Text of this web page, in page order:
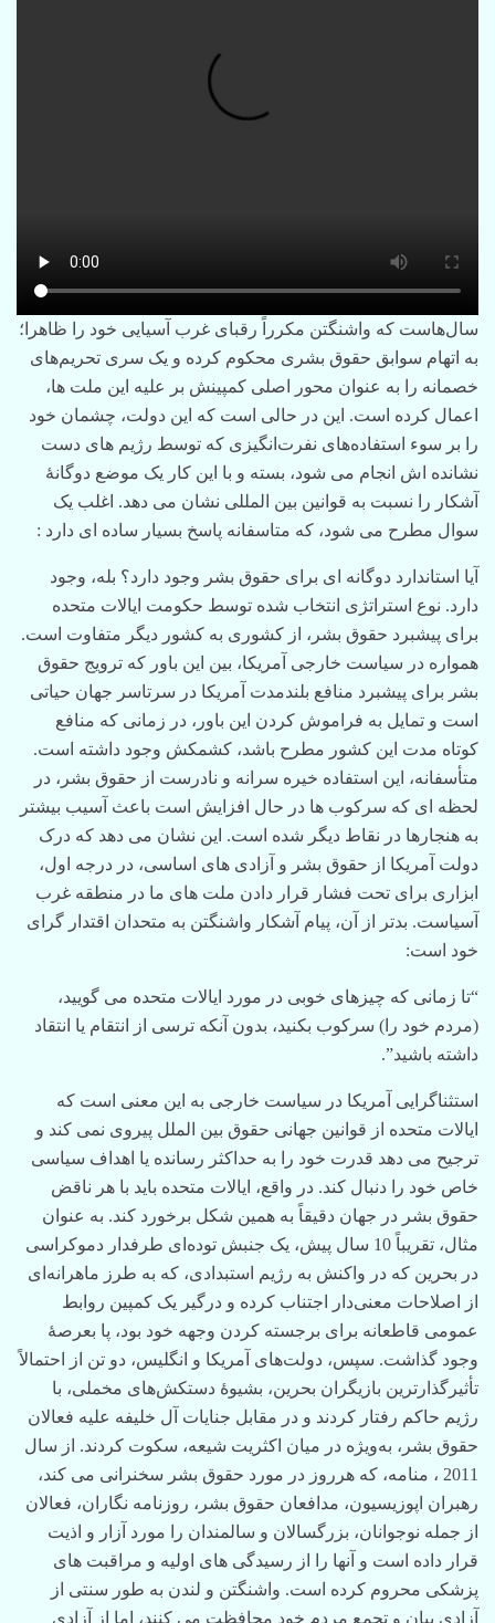
سال‌هاست که واشنگتن مکرراً رقبای غرب آسیایی خود را ظاهرا؛
به اتهام سوابق حقوق بشری محکوم کرده و یک سری تحریم‌های
خصمانه را به عنوان محور اصلی کمپینش بر علیه این ملت ها،
اعمال کرده است. این در حالی است که این دولت، چشمان خود
را بر سوء استفاده‌های نفرت‌انگیزی که توسط رژیم های دست
نشانده اش انجام می شود، بسته و با این کار یک موضع دوگانۀ
آشکار را نسبت به قوانین بین المللی نشان می دهد. اغلب یک
سوال مطرح می شود، که متاسفانه پاسخ بسیار ساده ای دارد :
آیا استاندارد دوگانه ای برای حقوق بشر وجود دارد؟ بله، وجود
دارد. نوع استراتژی انتخاب شده توسط حکومت ایالات متحده
برای پیشبرد حقوق بشر، از کشوری به کشور دیگر متفاوت است.
همواره در سیاست خارجی آمریکا، بین این باور که ترویج حقوق
بشر برای پیشبرد منافع بلندمدت آمریکا در سرتاسر جهان حیاتی
است و تمایل به فراموش کردن این باور، در زمانی که منافع
کوتاه مدت این کشور مطرح باشد، کشمکش وجود داشته است.
متأسفانه، این استفاده خیره سرانه و نادرست از حقوق بشر، در
لحظه ای که سرکوب ها در حال افزایش است باعث آسیب بیشتر
به هنجارها در نقاط دیگر شده است. این نشان می دهد که درک
دولت آمریکا از حقوق بشر و آزادی های اساسی، در درجه اول،
ابزاری برای تحت فشار قرار دادن ملت های ما در منطقه غرب
آسیاست. بدتر از آن، پیام آشکار واشنگتن به متحدان اقتدار گرای
خود است:
“تا زمانی که چیزهای خوبی در مورد ایالات متحده می گویید،
(مردم خود را) سرکوب بکنید، بدون آنکه ترسی از انتقام یا انتقاد
داشته باشید”.
استثناگرایی آمریکا در سیاست خارجی به این معنی است که
ایالات متحده از قوانین جهانی حقوق بین الملل پیروی نمی کند و
ترجیح می دهد قدرت خود را به حداکثر رسانده یا اهداف سیاسی
خاص خود را دنبال کند. در واقع، ایالات متحده باید با هر ناقض
حقوق بشر در جهان دقیقاً به همین شکل برخورد کند. به عنوان
مثال، تقریباً 10 سال پیش، یک جنبش توده‌ای طرفدار دموکراسی
در بحرین که در واکنش به رژیم استبدادی، که به طرز ماهرانه‌ای
از اصلاحات معنی‌دار اجتناب کرده و درگیر یک کمپین روابط
عمومی قاطعانه برای برجسته کردن وجهه خود بود، پا بعرصۀ
وجود گذاشت. سپس، دولت‌های آمریکا و انگلیس، دو تن از احتمالاً
تأثیرگذارترین بازیگران بحرین، بشیوۀ دستکش‌های مخملی، با
رژیم حاکم رفتار کردند و در مقابل جنایات آل خلیفه علیه فعالان
حقوق بشر، به‌ویژه در میان اکثریت شیعه، سکوت کردند. از سال
2011 ، منامه، که هرروز در مورد حقوق بشر سخنرانی می کند،
رهبران اپوزیسیون، مدافعان حقوق بشر، روزنامه نگاران، فعالان
از جمله نوجوانان، بزرگسالان و سالمندان را مورد آزار و اذیت
قرار داده است و آنها را از رسیدگی های اولیه و مراقبت های
پزشکی محروم کرده است. واشنگتن و لندن به طور سنتی از
آزادی بیان و تجمع مردم خود محافظت می کنند، اما از آزادی